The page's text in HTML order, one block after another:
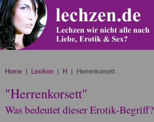
Home Lexikon H | Herrenkorsett
"Herrenkorsett"
Was bedeutet dieser Erotik-Begriff?